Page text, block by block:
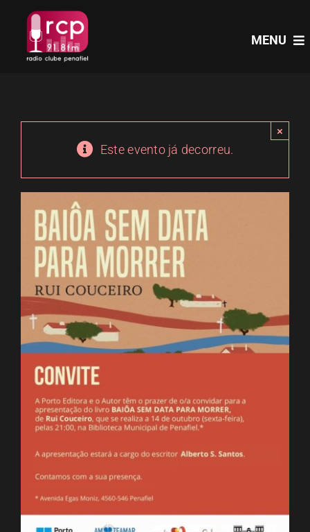
content
MENU
PROGRAMAS
ESPAÇO OUVINTE
CONTACTOS
Este evento já decorreu.
×